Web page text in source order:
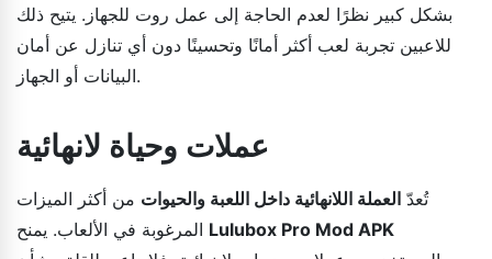
بشكل كبير نظرًا لعدم الحاجة إلى عمل روت للجهاز. يتيح ذلك
للاعبين تجربة لعب أكثر أمانًا وتحسينًا دون أي تنازل عن أمان
البيانات أو الجهاز.
عملات وحياة لانهائية
تُعدّ العملة اللانهائية داخل اللعبة والحيوات من أكثر الميزات
Lulubox Pro Mod APK